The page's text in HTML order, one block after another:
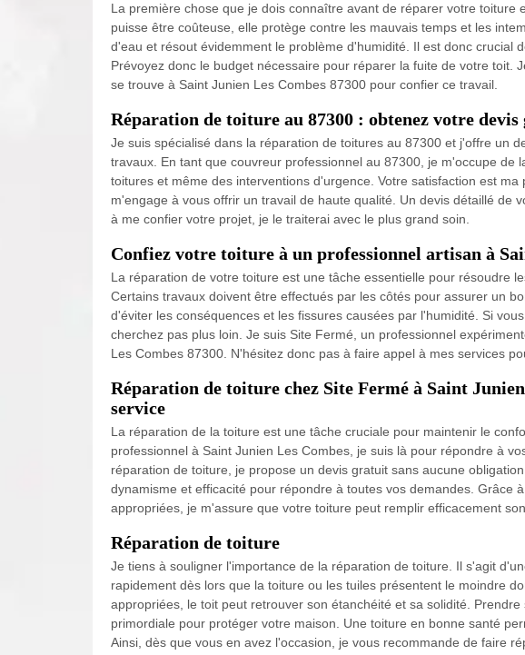
La première chose que je dois connaître avant de réparer votre toiture
puisse être coûteuse, elle protège contre les mauvais temps et les
d'eau et résout évidemment le problème d'humidité. Il est donc crucial
Prévoyez donc le budget nécessaire pour réparer la fuite de votre toit.
se trouve à Saint Junien Les Combes 87300 pour confier ce travail.
Réparation de toiture au 87300 : obtenez votre
Je suis spécialisé dans la réparation de toitures au 87300 et j'offre un
travaux. En tant que couvreur professionnel au 87300, je m'occupe de
toitures et même des interventions d'urgence. Votre satisfaction est
m'engage à vous offrir un travail de haute qualité. Un devis détaillé de
à me confier votre projet, je le traiterai avec le plus grand soin.
Confiez votre toiture à un professionnel artisan à
La réparation de votre toiture est une tâche essentielle pour résoudre
Certains travaux doivent être effectués par les côtés pour assurer un
d'éviter les conséquences et les fissures causées par l'humidité. Si
cherchez pas plus loin. Je suis Site Fermé, un professionnel
Les Combes 87300. N'hésitez donc pas à faire appel à mes services
Réparation de toiture chez Site Fermé à Saint
service
La réparation de la toiture est une tâche cruciale pour maintenir le
professionnel à Saint Junien Les Combes, je suis là pour répondre à
réparation de toiture, je propose un devis gratuit sans aucune
dynamisme et efficacité pour répondre à toutes vos demandes. Grâce
appropriées, je m'assure que votre toiture peut remplir efficacement
Réparation de toiture
Je tiens à souligner l'importance de la réparation de toiture. Il s'agit
rapidement dès lors que la toiture ou les tuiles présentent le moindre
appropriées, le toit peut retrouver son étanchéité et sa solidité.
primordiale pour protéger votre maison. Une toiture en bonne santé
Ainsi, dès que vous en avez l'occasion, je vous recommande de faire